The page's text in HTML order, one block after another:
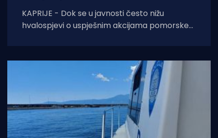
KAPRIJE - Dok se u javnosti često nižu
hvalospjevi o uspješnim akcijama pomorske